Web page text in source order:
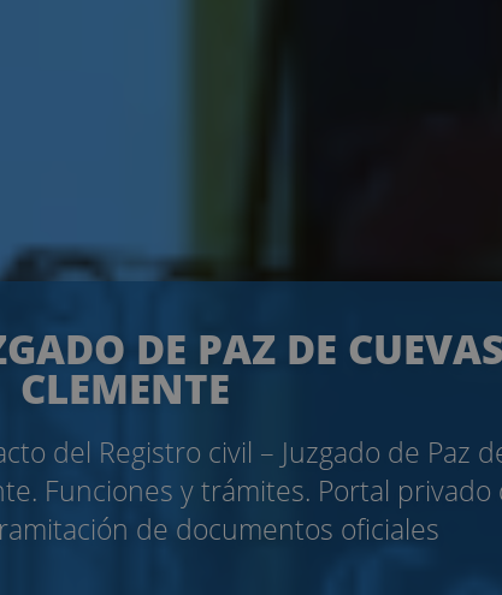
DE PAZ DE
CLEMENTE
del Registro civil – Juzgado de Paz
Funciones y trámites. Portal privado
de documentos oficiales